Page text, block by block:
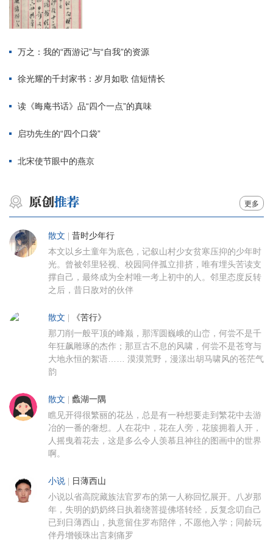
万之：我的“西游记”与“自我”的资源
徐光耀的千封家书：岁月如歌 信短情长
读《晦庵书话》品“四个一点”的真味
启功先生的“四个口袋”
北宋使节眼中的燕京
更多
散文 昔时少年行
本文以乡土童年为底色，记叙山村少女贫寒压抑的少年时
光。曾被邻里轻视、校园同伴孤立排挤，唯有埋头苦读支
撑自己，最终成为全村唯一考上初中的人。邻里态度反转
之后，昔日敌对的伙伴
散文 《苦行》
那刀削一般平顶的峰巅，那浑圆巍峨的山峦，何尝不是千
年狂飙雕琢的杰作；那亘古不息的风啸，何尝不是苍穹与
大地永恒的絮语…… 漠漠荒野，漫漾出胡马啸风的苍茫气
韵
散文 蠡湖一隅
瞧见开得很繁丽的花丛，总是有一种想要走到繁花中去游
冶的一番的奢想。人在花中，花在人旁，花簇拥着人开，
人摇曳着花去，这是多么令人羡慕且神往的图画中的世界
啊。
小说 日薄西山
小说以省高院藏族法官罗布的第一人称回忆展开。八岁那
年，失明的奶奶终日执着绕菩提佛塔转经，反复念叨自己
已到日薄西山，执意留住罗布陪伴，不愿他入学；同龄玩
伴丹增顿珠出言刺痛罗